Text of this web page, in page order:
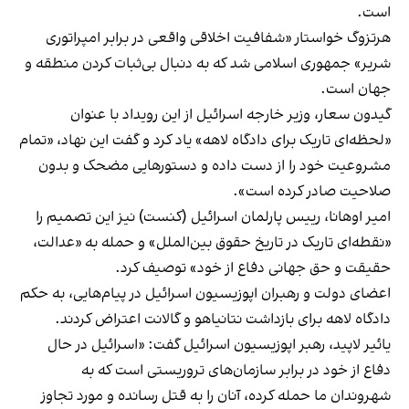
است.
هرتزوگ خواستار «شفافیت اخلاقی واقعی در برابر امپراتوری
شریر» جمهوری اسلامی شد که به دنبال بی‌ثبات کردن منطقه و
جهان است.
گیدون سعار، وزیر خارجه اسرائیل از این رویداد با عنوان
«لحظه‌ای تاریک برای دادگاه لاهه» یاد کرد و گفت این نهاد، «تمام
مشروعیت خود را از دست داده و دستورهایی مضحک و بدون
صلاحیت صادر کرده است».
امیر اوهانا، رییس پارلمان اسرائیل (کنست) نیز این تصمیم را
«نقطه‌ای تاریک در تاریخ حقوق بین‌الملل» و حمله به «عدالت،
حقیقت و حق جهانی دفاع از خود» توصیف کرد.
اعضای دولت و رهبران اپوزیسیون اسرائیل در پیام‌هایی، به حکم
دادگاه لاهه برای بازداشت نتانیاهو و گالانت اعتراض کردند.
یائیر لاپید، رهبر اپوزیسیون اسرائیل گفت: «اسرائیل در حال
دفاع از خود در برابر سازمان‌های تروریستی است که به
شهروندان ما حمله کرده، آنان را به قتل رسانده و مورد تجاوز